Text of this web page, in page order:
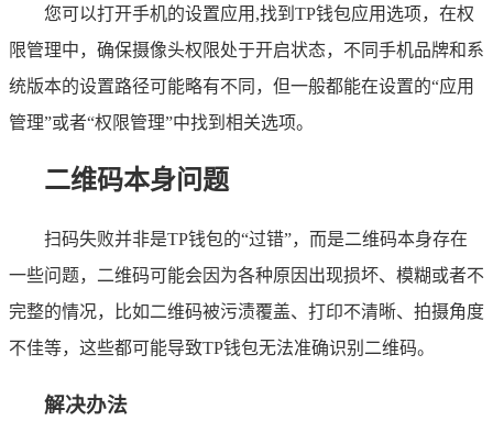
您可以打开手机的设置应用,找到TP钱包应用选项，在权
限管理中，确保摄像头权限处于开启状态，不同手机品牌和系
统版本的设置路径可能略有不同，但一般都能在设置的“应用
管理”或者“权限管理”中找到相关选项。
二维码本身问题
扫码失败并非是TP钱包的“过错”，而是二维码本身存在
一些问题，二维码可能会因为各种原因出现损坏、模糊或者不
完整的情况，比如二维码被污渍覆盖、打印不清晰、拍摄角度
不佳等，这些都可能导致TP钱包无法准确识别二维码。
解决办法